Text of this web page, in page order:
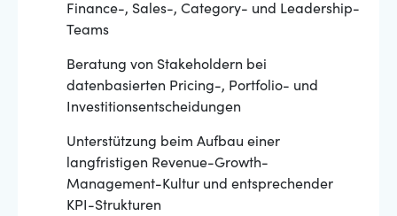
Finance-, Sales-, Category- und Leadership-
Teams
Beratung von Stakeholdern bei
datenbasierten Pricing-, Portfolio- und
Investitionsentscheidungen
Unterstützung beim Aufbau einer
langfristigen Revenue-Growth-
Management-Kultur und entsprechender
KPI-Strukturen